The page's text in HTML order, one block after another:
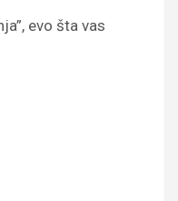
evo šta vas